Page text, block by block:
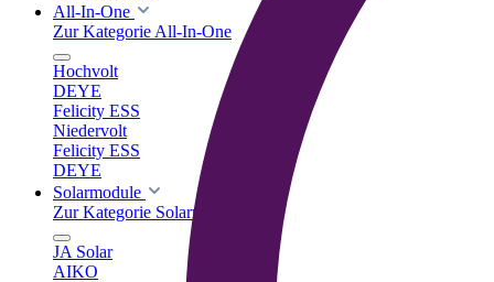
All-In-One
Zur Kategorie All-In-One
Hochvolt
DEYE
Felicity ESS
Niedervolt
Felicity ESS
DEYE
Solarmodule
Zur Kategorie Solarmodule
JA Solar
AIKO